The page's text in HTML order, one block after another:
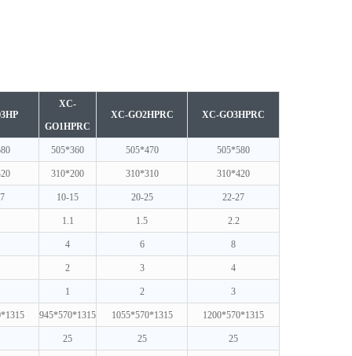
XC-
GO1HPRC
XC-GO2HPRC XC-GO3HPRC
505*360 505*470 505*580
310*200 310*310 310*420
10-15 20-25 22-27
1.1 1.5 2.2
4 6 8
2 3 4
1 2 3
945*570*1315 1055*570*1315 1200*570*1315
25 25 25